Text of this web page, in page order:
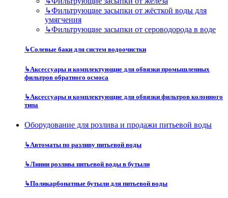
↳Фильтрующие засыпки от жёсткой воды для
умягчения
↳Фильтрующие засыпки от сероводорода в воде
↳Солевые баки для систем водоочистки
↳Аксессуары и комплектующие для обвязки промышленных
фильтров обратного осмоса
↳Аксессуары и комплектующие для обвязки фильтров колонного
типа
Оборудование для розлива и продажи питьевой воды
↳Автоматы по разливу питьевой воды
↳Линии розлива питьевой воды в бутыли
↳Поликарбонатные бутыли для питьевой воды